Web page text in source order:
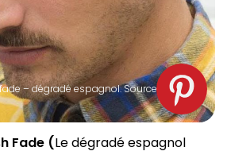
– dégradé espagnol. Source
Fade (Le dégradé espagnol